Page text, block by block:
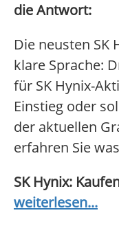
die Antwort:
Die neusten SK
klare Sprache:
für SK Hynix-
Einstieg oder
der aktuellen
erfahren Sie
SK Hynix:
weiterlesen...